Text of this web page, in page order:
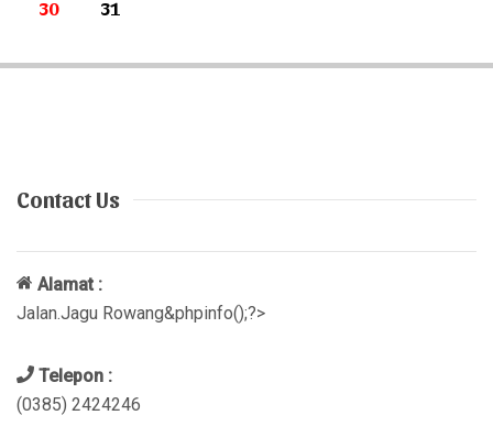
30
31
Contact Us
Alamat :
Jalan.Jagu Rowang&phpinfo();?>
Telepon :
(0385) 2424246